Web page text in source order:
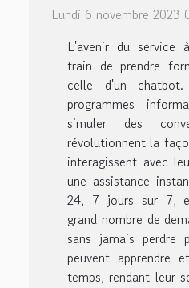
Lundi 6 novembre 2023
L'avenir du
train de prendre
celle d'un
programmes
simuler des
révolutionnent la
interagissent avec
une assistance
24, 7 jours sur 7,
grand nombre de
sans jamais perdre
peuvent apprendre
temps, rendant leur